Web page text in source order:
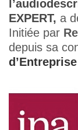
EXPERT, a
Initiée par
depuis sa